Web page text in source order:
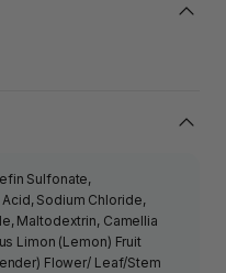
Sulfonate,
Sodium Chloride,
Maltodextrin, Camellia
Limon (Lemon) Fruit
Flower/ Leaf/Stem